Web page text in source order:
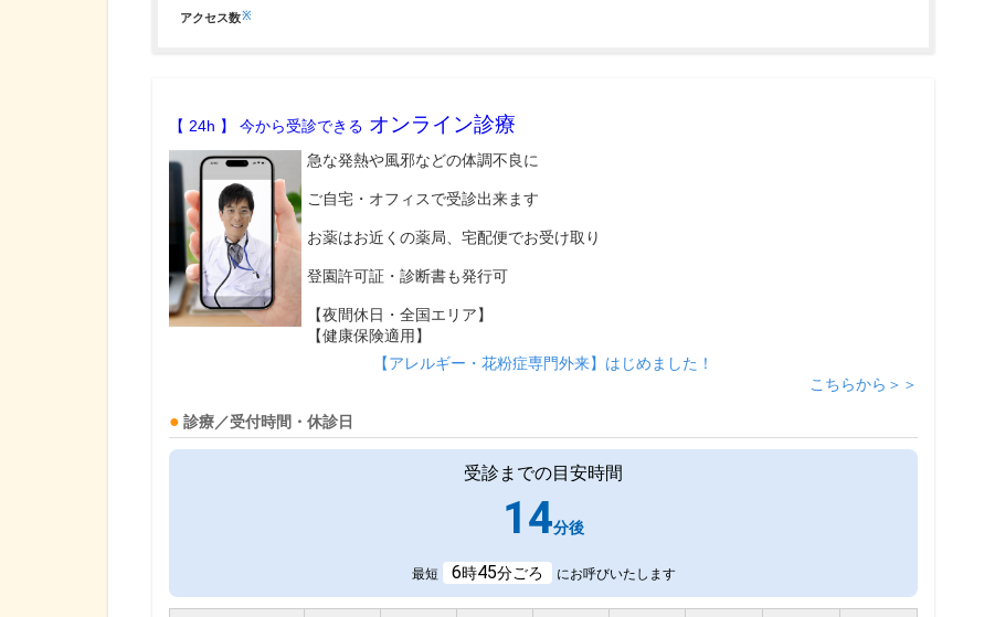
アクセス数※
【 24h 】 今から受診できる オンライン診療
急な発熱や風邪などの体調不良に
ご自宅・オフィスで受診出来ます
お薬はお近くの薬局、宅配便でお受け取り
登園許可証・診断書も発行可
【夜間休日・全国エリア】
【健康保険適用】
【アレルギー・花粉症専門外来】はじめました！
こちらから＞＞
診療／受付時間・休診日
受診までの目安時間
14分後
最短 6時45分ごろ にお呼びいたします